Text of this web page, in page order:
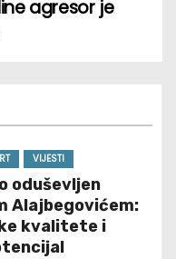
agresor je
VIJESTI
oduševljen
Alajbegovićem:
kvalitete i